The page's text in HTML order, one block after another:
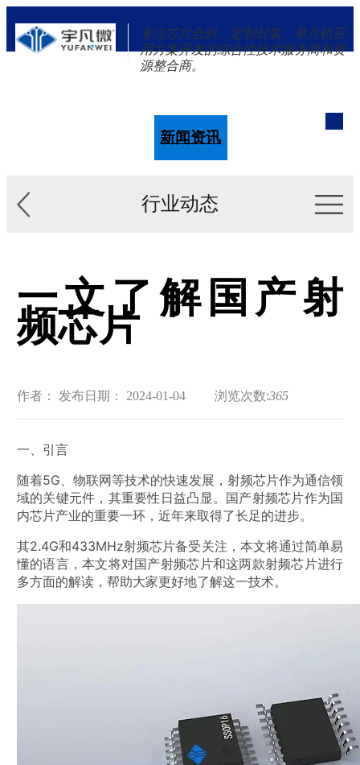
专注芯片合封、定制封装、单片机应
用方案开发的综合性技术服务商和资
源整合商。
新闻资讯
行业动态
一文了解国产射
频芯片
作者： 发布日期： 2024-01-04 浏览次数:365
一、引言
随着5G、物联网等技术的快速发展，射频芯片作为通信领
域的关键元件，其重要性日益凸显。国产射频芯片作为国
内芯片产业的重要一环，近年来取得了长足的进步。
其2.4G和433MHz射频芯片备受关注， 本文将通过简单易
懂的语言，本文将对国产射频芯片和这两款射频芯片进行
多方面的解读， 帮助大家更好地了解这一技术。